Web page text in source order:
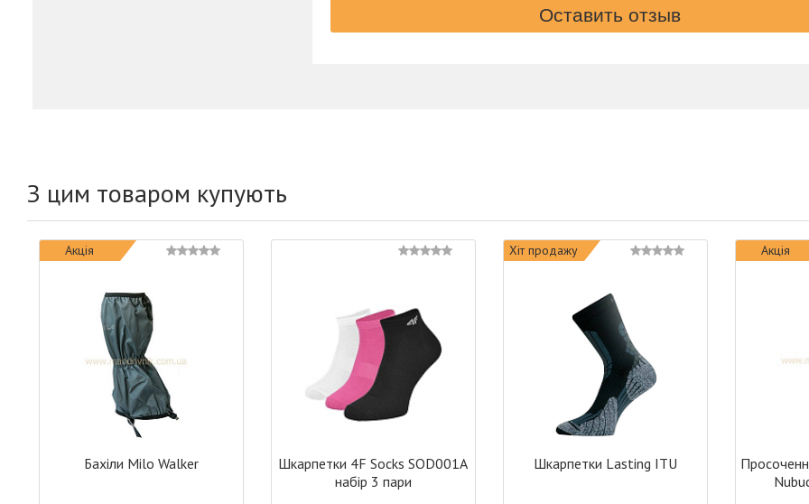
З цим товаром купують
Акція
Бахіли Milo Walker
Шкарпетки 4F Socks SOD001A
набір 3 пари
Хіт продажу
Шкарпетки Lasting ITU
Акція